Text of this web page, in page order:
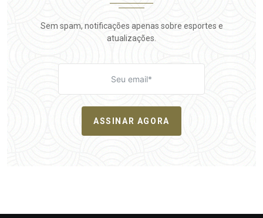
Sem spam, notificações apenas sobre esportes e
atualizações.
ASSINAR AGORA